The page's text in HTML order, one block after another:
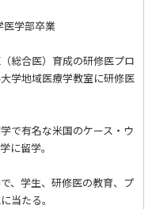
学部卒業
総合医）育成の研修医プロ
学地域医療学教室に研修医
で有名な米国のケース・ウ
に留学。
、学生、研修医の教育、プ
当たる。